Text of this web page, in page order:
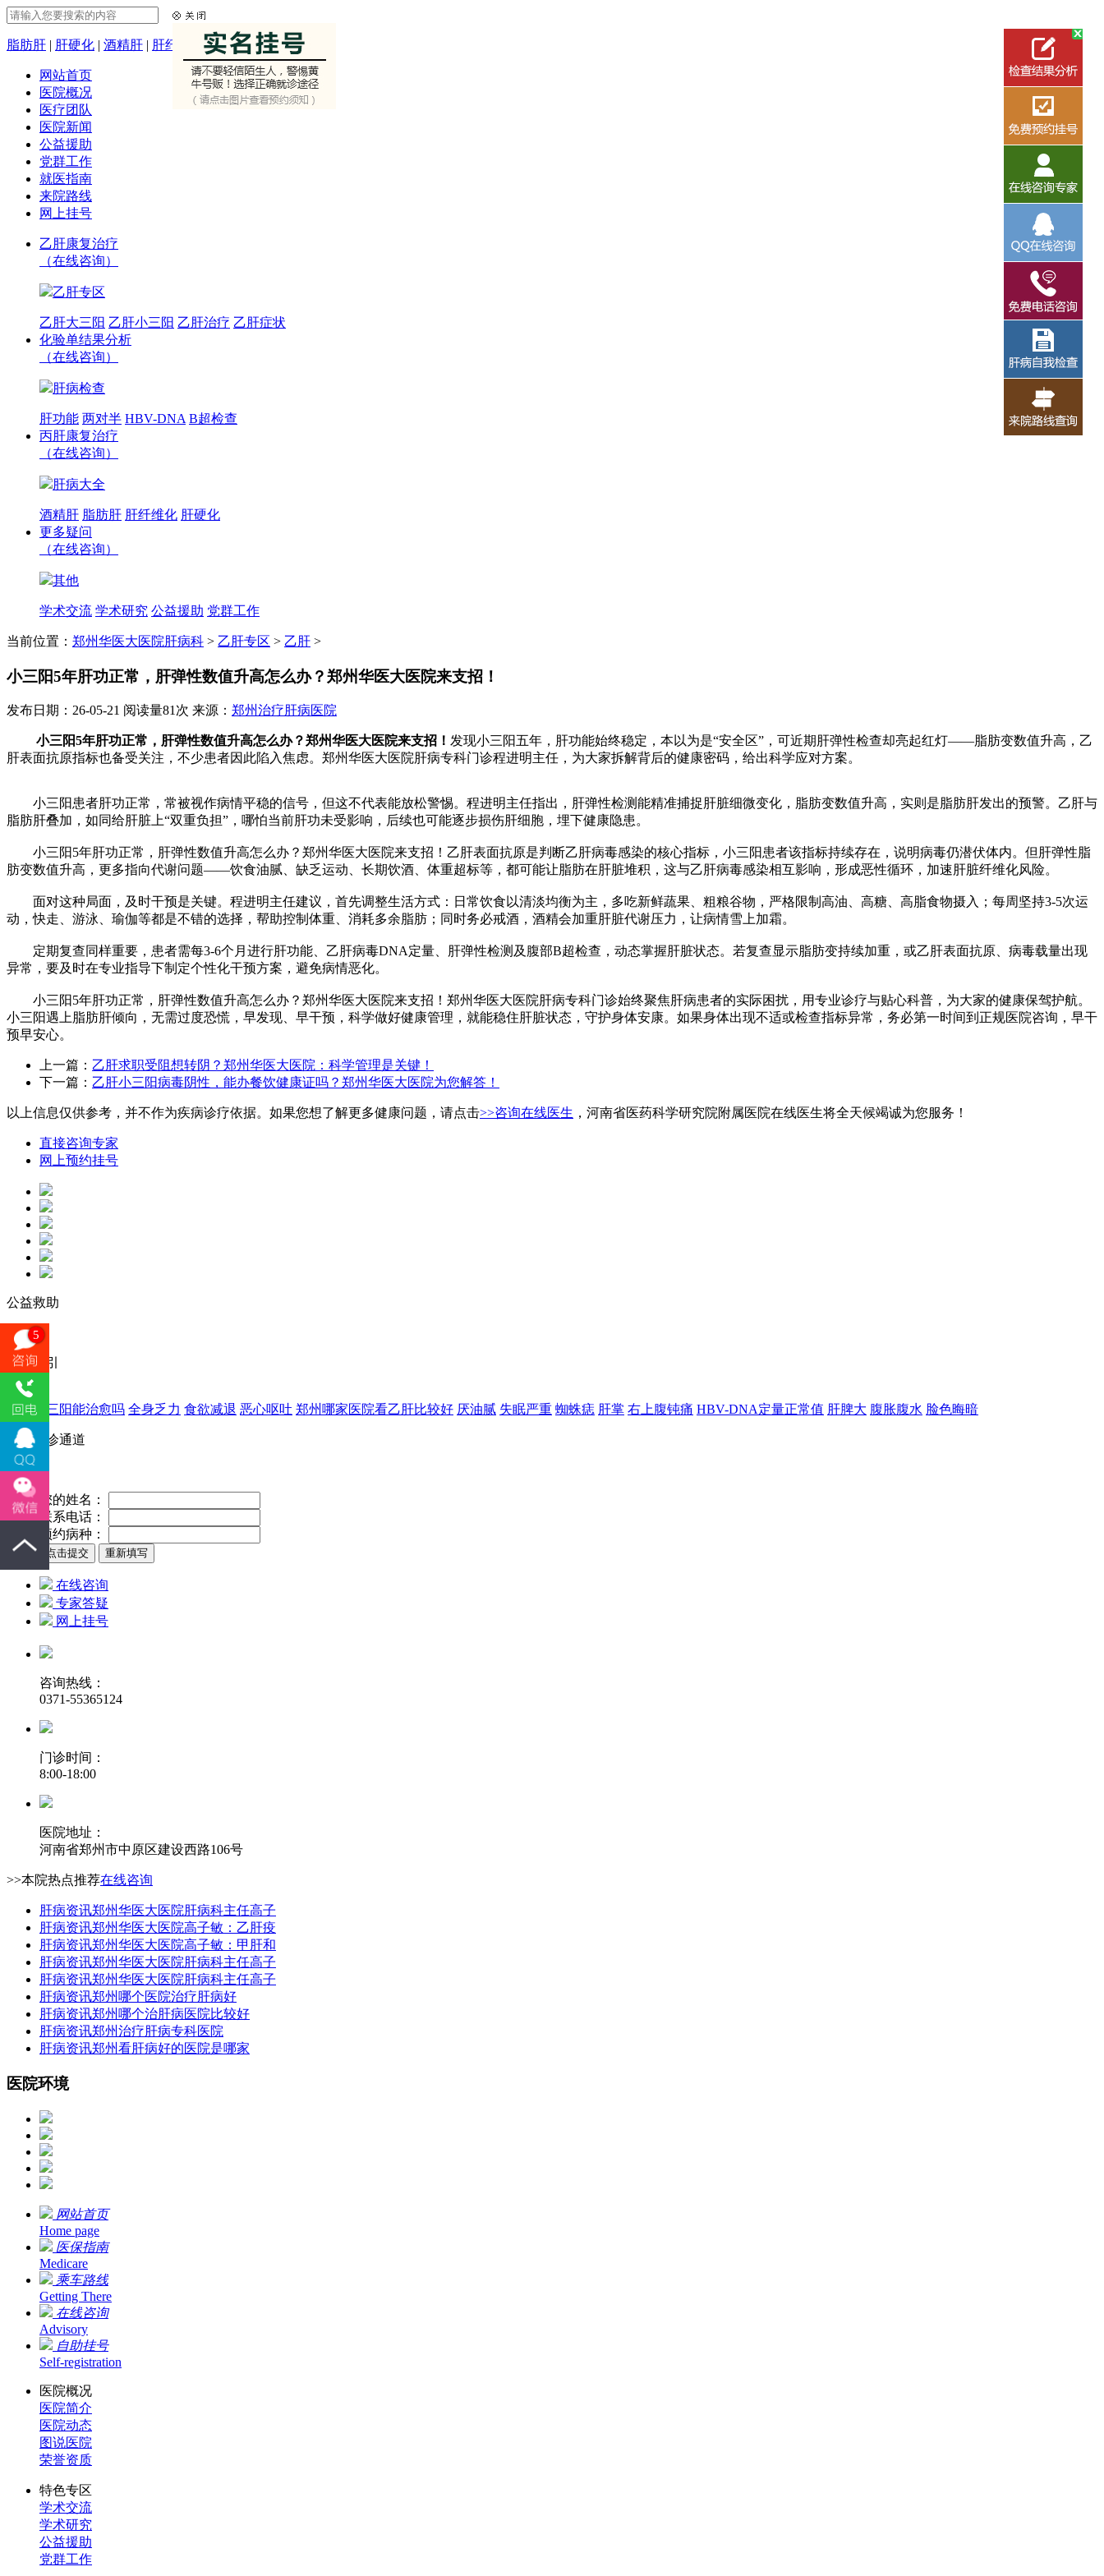
脂肪肝 | 肝硬化 | 酒精肝 | 肝纤维化
网站首页
医院概况
医疗团队
医院新闻
公益援助
党群工作
就医指南
来院路线
网上挂号
乙肝康复治疗
（在线咨询）
乙肝专区
乙肝大三阳 乙肝小三阳 乙肝治疗 乙肝症状
化验单结果分析
（在线咨询）
肝病检查
肝功能 两对半 HBV-DNA B超检查
丙肝康复治疗
（在线咨询）
肝病大全
酒精肝 脂肪肝 肝纤维化 肝硬化
更多疑问
（在线咨询）
其他
学术交流 学术研究 公益援助 党群工作
当前位置： 郑州华医大医院肝病科 > 乙肝专区 > 乙肝 >
小三阳5年肝功正常，肝弹性数值升高怎么办？郑州华医大医院来支招！
发布日期：26-05-21 阅读量81次 来源： 郑州治疗肝病医院
小三阳5年肝功正常，肝弹性数值升高怎么办？郑州华医大医院来支招！ 发现小三阳五年，肝功能始终稳定，本以为是“安全区”，可近期肝弹性检查却亮起红灯——脂肪变数值升高，乙
肝表面抗原指标也备受关注，不少患者因此陷入焦虑。郑州华医大医院肝病专科门诊程进明主任，为大家拆解背后的健康密码，给出科学应对方案。
小三阳患者肝功正常，常被视作病情平稳的信号，但这不代表能放松警惕。程进明主任指出，肝弹性检测能精准捕捉肝脏细微变化，脂肪变数值升高，实则是脂肪肝发出的预警。乙肝与
脂肪肝叠加，如同给肝脏上“双重负担”，哪怕当前肝功未受影响，后续也可能逐步损伤肝细胞，埋下健康隐患。
小三阳5年肝功正常，肝弹性数值升高怎么办？郑州华医大医院来支招！乙肝表面抗原是判断乙肝病毒感染的核心指标，小三阳患者该指标持续存在，说明病毒仍潜伏体内。但肝弹性脂
肪变数值升高，更多指向代谢问题——饮食油腻、缺乏运动、长期饮酒、体重超标等，都可能让脂肪在肝脏堆积，这与乙肝病毒感染相互影响，形成恶性循环，加速肝脏纤维化风险。
面对这种局面，及时干预是关键。程进明主任建议，首先调整生活方式：日常饮食以清淡均衡为主，多吃新鲜蔬果、粗粮谷物，严格限制高油、高糖、高脂食物摄入；每周坚持3-5次运
动，快走、游泳、瑜伽等都是不错的选择，帮助控制体重、消耗多余脂肪；同时务必戒酒，酒精会加重肝脏代谢压力，让病情雪上加霜。
定期复查同样重要，患者需每3-6个月进行肝功能、乙肝病毒DNA定量、肝弹性检测及腹部B超检查，动态掌握肝脏状态。若复查显示脂肪变持续加重，或乙肝表面抗原、病毒载量出现
异常，要及时在专业指导下制定个性化干预方案，避免病情恶化。
小三阳5年肝功正常，肝弹性数值升高怎么办？郑州华医大医院来支招！郑州华医大医院肝病专科门诊始终聚焦肝病患者的实际困扰，用专业诊疗与贴心科普，为大家的健康保驾护航。
小三阳遇上脂肪肝倾向，无需过度恐慌，早发现、早干预，科学做好健康管理，就能稳住肝脏状态，守护身体安康。如果身体出现不适或检查指标异常，务必第一时间到正规医院咨询，早干
预早安心。
上一篇： 乙肝求职受阻想转阴？郑州华医大医院：科学管理是关键！
下一篇： 乙肝小三阳病毒阴性，能办餐饮健康证吗？郑州华医大医院为您解答！
以上信息仅供参考，并不作为疾病诊疗依据。如果您想了解更多健康问题，请点击>>咨询在线医生 ，河南省医药科学研究院附属医院在线医生将全天候竭诚为您服务！
直接咨询专家
网上预约挂号
公益救助
病症索引
乙肝大三阳能治愈吗 全身乏力 食欲减退 恶心呕吐 郑州哪家医院看乙肝比较好 厌油腻 失眠严重 蜘蛛痣 肝掌 右上腹钝痛 HBV-DNA定量正常值 肝脾大 腹胀腹水 脸色晦暗
快速就诊通道
您的姓名：
联系电话：
预约病种：
在线咨询
专家答疑
网上挂号
咨询热线：
0371-55365124
门诊时间：
8:00-18:00
医院地址：
河南省郑州市中原区建设西路106号
>>本院热点推荐在线咨询
肝病资讯郑州华医大医院肝病科主任高子
肝病资讯郑州华医大医院高子敏：乙肝疫
肝病资讯郑州华医大医院高子敏：甲肝和
肝病资讯郑州华医大医院肝病科主任高子
肝病资讯郑州华医大医院肝病科主任高子
肝病资讯郑州哪个医院治疗肝病好
肝病资讯郑州哪个治肝病医院比较好
肝病资讯郑州治疗肝病专科医院
肝病资讯郑州看肝病好的医院是哪家
医院环境
网站首页
Home page
医保指南
Medicare
乘车路线
Getting There
在线咨询
Advisory
自助挂号
Self-registration
医院概况
医院简介
医院动态
图说医院
荣誉资质
特色专区
学术交流
学术研究
公益援助
党群工作
5